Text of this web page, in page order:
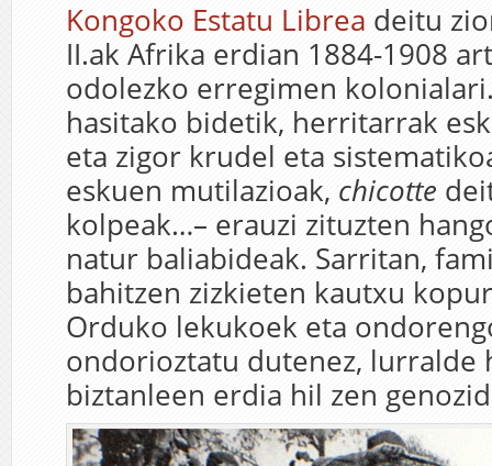
Kongoko Estatu Librea deitu
II.ak Afrika erdian 1884-1908
odolezko erregimen
hasitako bidetik, herritarrak
eta zigor krudel eta
eskuen mutilazioak, chicotte
kolpeak…– erauzi zituzten
natur baliabideak. Sarritan,
bahitzen zizkieten kautxu
Orduko lekukoek eta
ondorioztatu dutenez, lurralde
biztanleen erdia hil zen